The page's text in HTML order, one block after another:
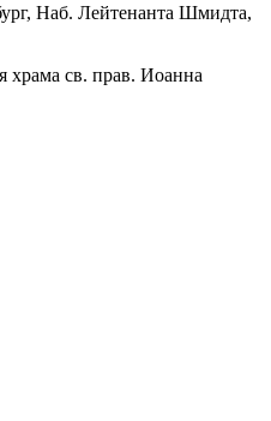
Наб. Лейтенанта Шмидта,
храма св. прав. Иоанна